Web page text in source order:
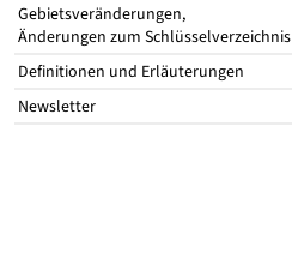
Gebietsveränderungen,
Änderungen zum Schlüsselverzeichnis
Definitionen und Erläuterungen
Newsletter